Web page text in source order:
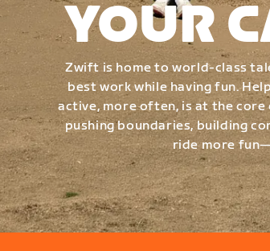
YOUR
Zwift is home to world-class
best work while having fun.
active, more often, is at the core
pushing boundaries, building
ride more